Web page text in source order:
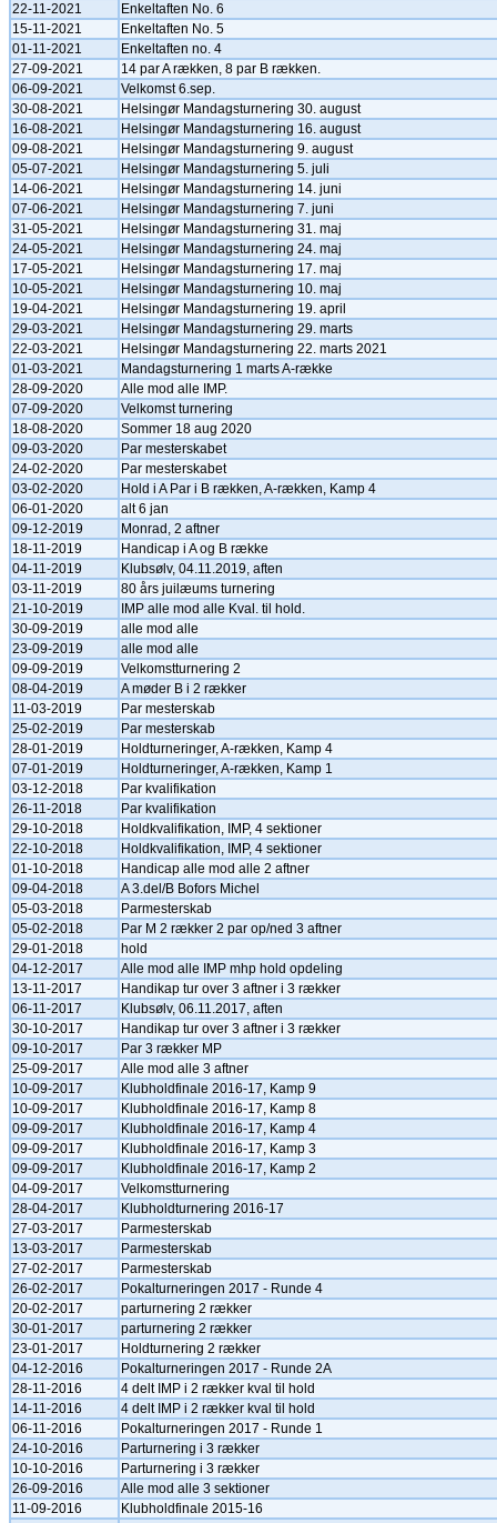
22-11-2021
Enkeltaften No. 6
15-11-2021
Enkeltaften No. 5
01-11-2021
Enkeltaften no. 4
27-09-2021
14 par A rækken, 8 par B rækken.
06-09-2021
Velkomst 6.sep.
30-08-2021
Helsingør Mandagsturnering 30. august
16-08-2021
Helsingør Mandagsturnering 16. august
09-08-2021
Helsingør Mandagsturnering 9. august
05-07-2021
Helsingør Mandagsturnering 5. juli
14-06-2021
Helsingør Mandagsturnering 14. juni
07-06-2021
Helsingør Mandagsturnering 7. juni
31-05-2021
Helsingør Mandagsturnering 31. maj
24-05-2021
Helsingør Mandagsturnering 24. maj
17-05-2021
Helsingør Mandagsturnering 17. maj
10-05-2021
Helsingør Mandagsturnering 10. maj
19-04-2021
Helsingør Mandagsturnering 19. april
29-03-2021
Helsingør Mandagsturnering 29. marts
22-03-2021
Helsingør Mandagsturnering 22. marts 2021
01-03-2021
Mandagsturnering 1 marts A-række
28-09-2020
Alle mod alle IMP.
07-09-2020
Velkomst turnering
18-08-2020
Sommer 18 aug 2020
09-03-2020
Par mesterskabet
24-02-2020
Par mesterskabet
03-02-2020
Hold i A Par i B rækken, A-rækken, Kamp 4
06-01-2020
alt 6 jan
09-12-2019
Monrad, 2 aftner
18-11-2019
Handicap i A og B række
04-11-2019
Klubsølv, 04.11.2019, aften
03-11-2019
80 års juilæums turnering
21-10-2019
IMP alle mod alle Kval. til hold.
30-09-2019
alle mod alle
23-09-2019
alle mod alle
09-09-2019
Velkomstturnering 2
08-04-2019
A møder B i 2 rækker
11-03-2019
Par mesterskab
25-02-2019
Par mesterskab
28-01-2019
Holdturneringer, A-rækken, Kamp 4
07-01-2019
Holdturneringer, A-rækken, Kamp 1
03-12-2018
Par kvalifikation
26-11-2018
Par kvalifikation
29-10-2018
Holdkvalifikation, IMP, 4 sektioner
22-10-2018
Holdkvalifikation, IMP, 4 sektioner
01-10-2018
Handicap alle mod alle 2 aftner
09-04-2018
A 3.del/B Bofors Michel
05-03-2018
Parmesterskab
05-02-2018
Par M 2 rækker 2 par op/ned 3 aftner
29-01-2018
hold
04-12-2017
Alle mod alle IMP mhp hold opdeling
13-11-2017
Handikap tur over 3 aftner i 3 rækker
06-11-2017
Klubsølv, 06.11.2017, aften
30-10-2017
Handikap tur over 3 aftner i 3 rækker
09-10-2017
Par 3 rækker MP
25-09-2017
Alle mod alle 3 aftner
10-09-2017
Klubholdfinale 2016-17, Kamp 9
10-09-2017
Klubholdfinale 2016-17, Kamp 8
09-09-2017
Klubholdfinale 2016-17, Kamp 4
09-09-2017
Klubholdfinale 2016-17, Kamp 3
09-09-2017
Klubholdfinale 2016-17, Kamp 2
04-09-2017
Velkomstturnering
28-04-2017
Klubholdturnering 2016-17
27-03-2017
Parmesterskab
13-03-2017
Parmesterskab
27-02-2017
Parmesterskab
26-02-2017
Pokalturneringen 2017 - Runde 4
20-02-2017
parturnering 2 rækker
30-01-2017
parturnering 2 rækker
23-01-2017
Holdturnering 2 rækker
04-12-2016
Pokalturneringen 2017 - Runde 2A
28-11-2016
4 delt IMP i 2 rækker kval til hold
14-11-2016
4 delt IMP i 2 rækker kval til hold
06-11-2016
Pokalturneringen 2017 - Runde 1
24-10-2016
Parturnering i 3 rækker
10-10-2016
Parturnering i 3 rækker
26-09-2016
Alle mod alle 3 sektioner
11-09-2016
Klubholdfinale 2015-16